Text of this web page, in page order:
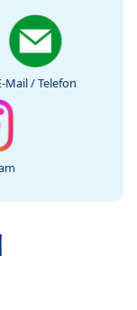
Mail / Telefon